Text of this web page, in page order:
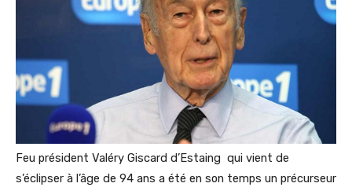
Feu président Valéry Giscard d’Estaing qui vient de
s’éclipser à l’âge de 94 ans a été en son temps un précurseur